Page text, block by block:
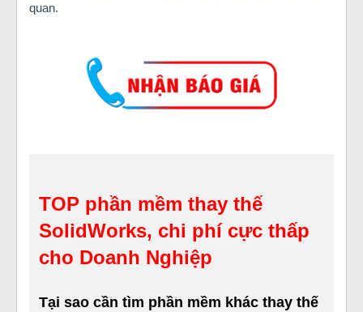
quan.
TOP phần mềm thay thế
SolidWorks, chi phí cực thấp
cho Doanh Nghiệp
Tại sao cần tìm phần mềm khác thay thế